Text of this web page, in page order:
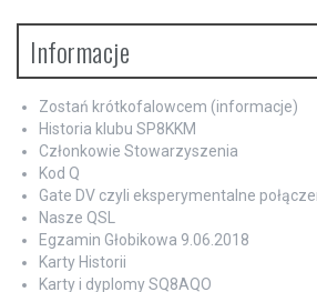
Informacje
Zostań krótkofalowcem (informacje)
Historia klubu SP8KKM
Członkowie Stowarzyszenia
Kod Q
Gate DV czyli eksperymentalne
Nasze QSL
Egzamin Głobikowa 9.06.2018
Karty Historii
Karty i dyplomy SQ8AQO